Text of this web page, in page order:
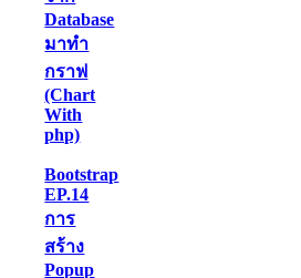
Database
มาทำ
กราฟ
(Chart
With
php)
Bootstrap
EP.14
การ
สร้าง
Popup